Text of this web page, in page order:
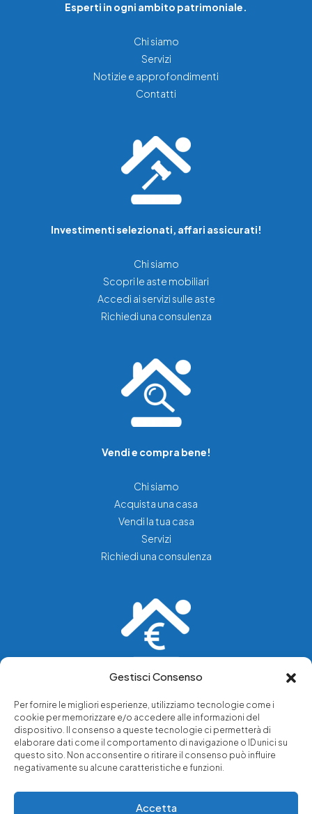
Gestisci Consenso
Per fornire le migliori esperienze, utilizziamo tecnologie come i
cookie per memorizzare e/o accedere alle informazioni del
dispositivo. Il consenso a queste tecnologie ci permetterà di
elaborare dati come il comportamento di navigazione o ID unici su
questo sito. Non acconsentire o ritirare il consenso può influire
negativamente su alcune caratteristiche e funzioni.
Accetta
Esperti in ogni ambito patrimoniale.
Chi siamo
Servizi
Notizie e approfondimenti
Contatti
Investimenti selezionati, affari assicurati!
Chi siamo
Scopri le aste mobiliari
Accedi ai servizi sulle aste
Richiedi una consulenza
Vendi e compra bene!
Chi siamo
Acquista una casa
Vendi la tua casa
Servizi
Richiedi una consulenza
Chi siamo
Servizi di tutela legale
Notizie e approfondimenti